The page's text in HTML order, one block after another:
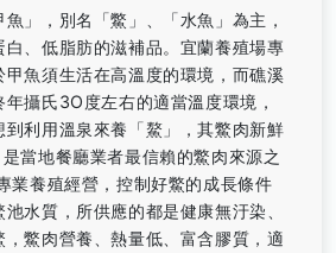
魚」，別名「鱉」、「水魚」為主，
白、低脂肪的滋補品。宜蘭養殖場專
甲魚須生活在高溫度的環境，而礁溪
攝氏3O度左右的適當溫度環境，
到利用溫泉來養「鰲」，其鱉肉新鮮
當地餐廳業者最信賴的鱉肉來源之
業養殖經營，控制好鱉的成長條件
水質，所供應的都是健康無汙染、
，鱉肉營養、熱量低、富含膠質，適